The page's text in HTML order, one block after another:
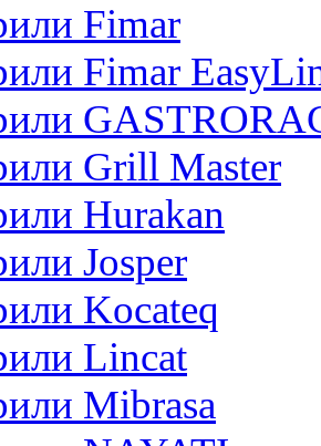
Fimar
Fimar
Grill Master
Hurakan
Josper
Kocateq
Lincat
Mibrasa